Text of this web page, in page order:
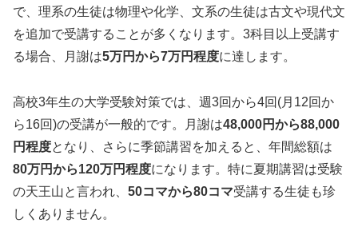
で、理系の生徒は物理や化学、文系の生徒は古文や現代文
を追加で受講することが多くなります。3科目以上受講す
る場合、月謝は5万円から7万円程度に達します。
高校3年生の大学受験対策では、週3回から4回(月12回か
ら16回)の受講が一般的です。月謝は48,000円から88,000
円程度となり、さらに季節講習を加えると、年間総額は
80万円から120万円程度になります。特に夏期講習は受験
の天王山と言われ、 50コマから80コマ受講する生徒も珍
しくありません。